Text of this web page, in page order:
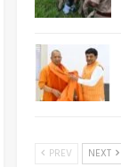
PREV NEXT